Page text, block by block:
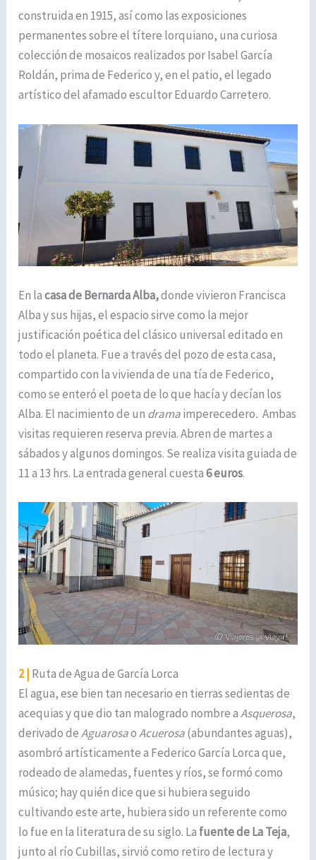
construida en 1915, así como las exposiciones
permanentes sobre el títere lorquiano, una curiosa
colección de mosaicos realizados por Isabel García
Roldán, prima de Federico y, en el patio, el legado
artístico del afamado escultor Eduardo Carretero.
En lacasa de BernardaAlba,donde vivieron Francisca
Alba y sus hijas, el espacio sirve como la mejor
justificación poética del clásico universal editado en
todo el planeta. Fue a través del pozo de esta casa,
compartido con la vivienda de una tía de Federico,
como se enteró el poeta de lo que hacía y decían los
Alba. El nacimiento de un dramaimperecedero.Ambas
visitas requieren reserva previa. Abren de martes a
sábados y algunos domingos. Se realiza visita guiada de
11 a 13 hrs. La entrada general cuesta6 euros.
2 | Ruta de Agua de García Lorca
El agua, ese bien tan necesario en tierras sedientas de
acequias y que dio tan malogrado nombre aAsquerosa,
derivado deAguarosaoAcuerosa(abundantes aguas),
asombró artísticamente a Federico García Lorca que,
rodeado de alamedas, fuentes y ríos, se formó como
músico; hay quién dice que si hubiera seguido
cultivando este arte, hubiera sido un referente como
lo fue en la literatura de su siglo. La fuente de La Teja,
junto al río Cubillas, sirvió como retiro de lectura y